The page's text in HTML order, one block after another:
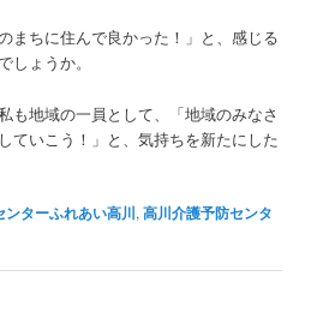
まちに住んで良かった！」と、感じる
しょうか。
も地域の一員として、「地域のみなさ
ていこう！」と、気持ちを新たにした
ターふれあい高川,高川介護予防センタ